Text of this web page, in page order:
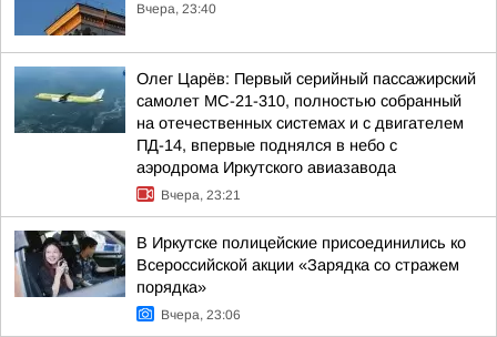
Вчера, 23:40
Олег Царёв: Первый серийный пассажирский
самолет МС-21-310, полностью собранный
на отечественных системах и с двигателем
ПД-14, впервые поднялся в небо с
аэродрома Иркутского авиазавода
Вчера, 23:21
В Иркутске полицейские присоединились ко
Всероссийской акции «Зарядка со стражем
порядка»
Вчера, 23:06